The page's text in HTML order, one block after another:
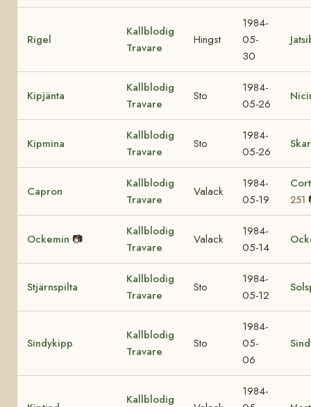
Rigel
Kallblodig
Travare
Hingst
1984-
05-
30
Kipjänta
Kallblodig
Travare
Sto
1984-
05-26
Kipmina
Kallblodig
Travare
Sto
1984-
05-26
Capron
Kallblodig
Travare
Valack
1984-
05-19
251
Ockemin 📷
Kallblodig
Travare
Valack
1984-
05-14
Stjärnspilta
Kallblodig
Travare
Sto
1984-
05-12
Sindykipp
Kallblodig
Travare
Sto
1984-
05-
06
Kallblodig
1984-